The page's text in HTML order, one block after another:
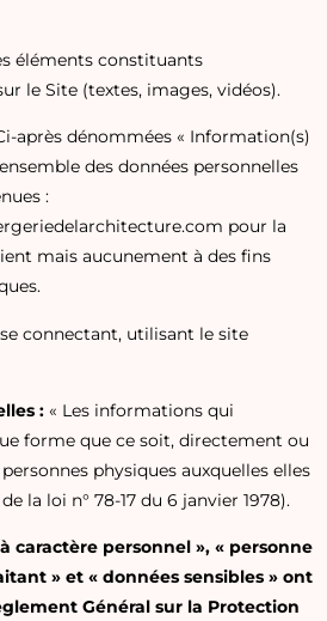
éléments constituants
le Site (textes, images, vidéos).
après dénommées « Information(s)
des données personnelles
:
pour la
mais aucunement à des fins
connectant, utilisant le site
: « Les informations qui
forme que ce soit, directement ou
physiques auxquelles elles
la loi n° 78-17 du 6 janvier 1978).
caractère personnel », « personne
» et « données sensibles » ont
Général sur la Protection